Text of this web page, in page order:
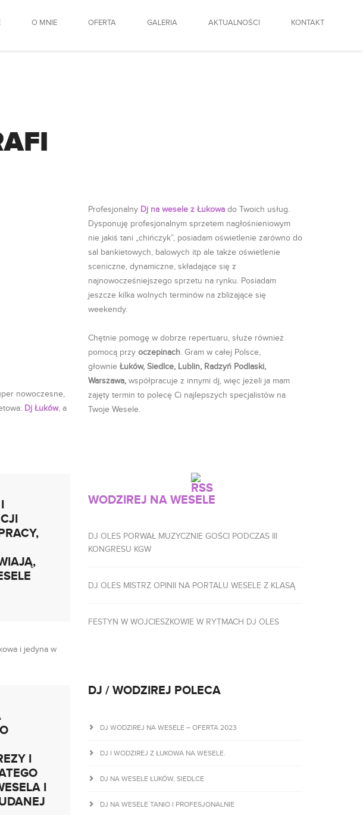
O MNIE OFERTA GALERIA AKTUALNOŚCI KONTAKT
nowoczesne,
Dj Łuków, a
i jedyna w
I
I
Profesjonalny Dj na wesele z Łukowa do Twoich usług.
Dysponuję profesjonalnym sprzetem nagłośnieniowym
nie jakiś tani „chińczyk”, posiadam oświetlenie zarówno do
sal bankietowych, balowych itp ale także oświetlenie
sceniczne, dynamiczne, składające się z
najnowocześniejszego sprzetu na rynku. Posiadam
jeszcze kilka wolnych terminów na zbliżające się
weekendy.
Chętnie pomogę w dobrze repertuaru, służe również
pomocą przy oczepinach. Gram w całej Polsce,
głownie Łuków, Siedlce, Lublin, Radzyń Podlaski,
Warszawa, współpracuje z innymi dj, więc jeżeli ja mam
zajęty termin to polecę Ci najlepszych specjalistów na
Twoje Wesele.
WODZIREJ NA WESELE
DJ OLES PORWAŁ MUZYCZNIE GOŚCI PODCZAS III
KONGRESU KGW
DJ OLES MISTRZ OPINII NA PORTALU WESELE Z KLASĄ
FESTYN W WOJCIESZKOWIE W RYTMACH DJ OLES
DJ / WODZIREJ POLECA
DJ WODZIREJ NA WESELE – OFERTA 2023
DJ I WODZIREJ Z ŁUKOWA NA WESELE.
DJ NA WESELE ŁUKÓW, SIEDLCE
DJ NA WESELE TANIO I PROFESJONALNIE